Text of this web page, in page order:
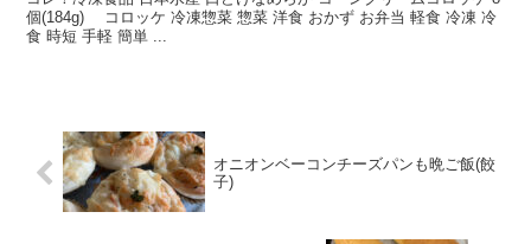
個(184g) コロッケ 冷凍惣菜 惣菜 洋食 おかず お弁当 軽食 冷凍 冷
食 時短 手軽 簡単 ...
オニオンベーコンチーズパンも晩ご飯(餃
子)